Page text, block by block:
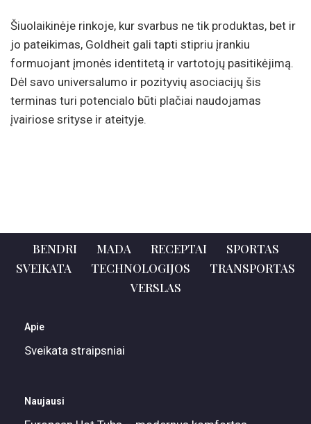
Šiuolaikinėje rinkoje, kur svarbus ne tik produktas, bet ir
jo pateikimas, Goldheit gali tapti stipriu įrankiu
formuojant įmonės identitetą ir vartotojų pasitikėjimą.
Dėl savo universalumo ir pozityvių asociacijų šis
terminas turi potencialo būti plačiai naudojamas
įvairiose srityse ir ateityje.
BENDRI MADA RECEPTAI
SPORTAS
SVEIKATA
TECHNOLOGIJOS
TRANSPORTAS
VERSLAS
Apie
Sveikata straipsniai
Naujausi